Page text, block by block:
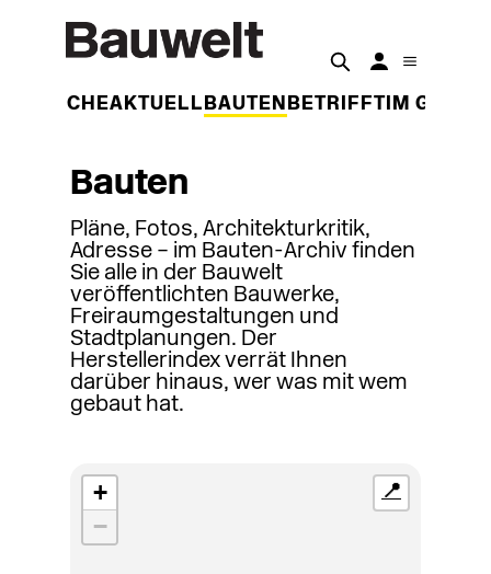
WOCHEAKTUELL BAUTEN BETRIFFT IM
Bauten
Pläne, Fotos, Architekturkritik,
Adresse – im Bauten-Archiv finden
Sie alle in der Bauwelt
veröffentlichten Bauwerke,
Freiraumgestaltungen und
Stadtplanungen. Der
Herstellerindex verrät Ihnen
darüber hinaus, wer was mit wem
gebaut hat.
+
−
📍